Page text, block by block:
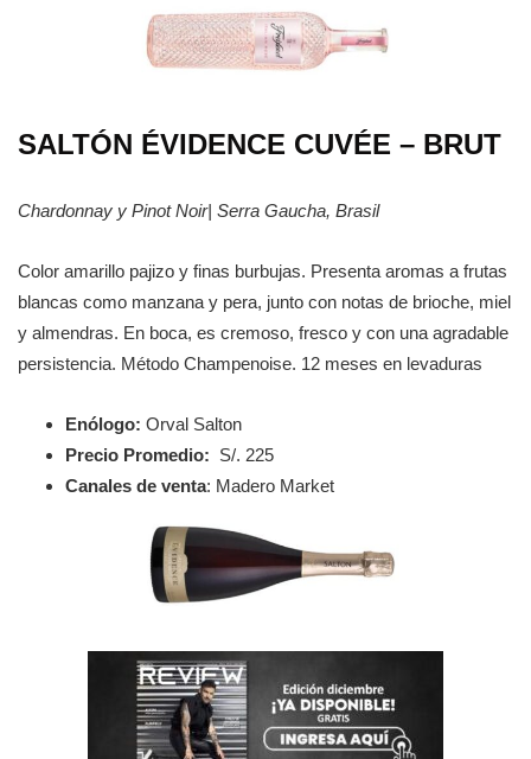
SALTÓN ÉVIDENCE CUVÉE – BRUT
Chardonnay y Pinot Noir| Serra Gaucha, Brasil
Color amarillo pajizo y finas burbujas. Presenta aromas a frutas
blancas como manzana y pera, junto con notas de brioche, miel
y almendras. En boca, es cremoso, fresco y con una agradable
persistencia. Método Champenoise. 12 meses en levaduras
Enólogo: Orval Salton
Precio Promedio: S/. 225
Canales de venta: Madero Market